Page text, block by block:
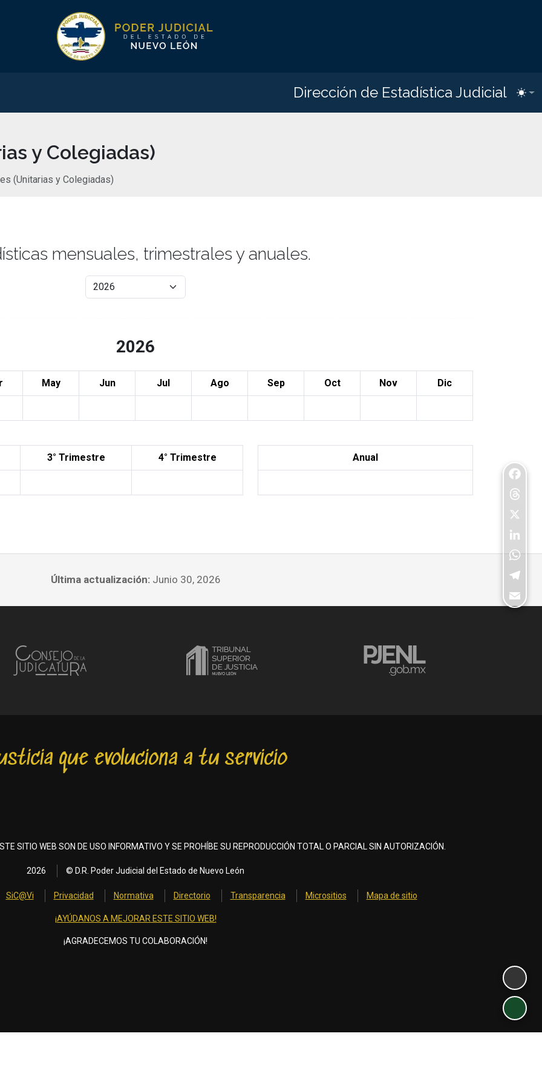
Dirección de Estadística Judicial
y Colegiadas)
(Unitarias y Colegiadas)
mensuales, trimestrales y anuales.
2026
May Jun Jul Ago Sep Oct Nov Dic
3° Trimestre 4° Trimestre Anual
Última actualización: Junio 30, 2026
que evoluciona a tu servicio
SITIO WEB SON DE USO INFORMATIVO Y SE PROHÍBE SU REPRODUCCIÓN TOTAL O PARCIAL SIN AUTORIZACIÓN.
2026 © D.R. Poder Judicial del Estado de Nuevo León
SiC@Vi Privacidad Normativa Directorio Transparencia Micrositios Mapa de sitio
¡AYÚDANOS A MEJORAR ESTE SITIO WEB!
¡AGRADECEMOS TU COLABORACIÓN!
Email